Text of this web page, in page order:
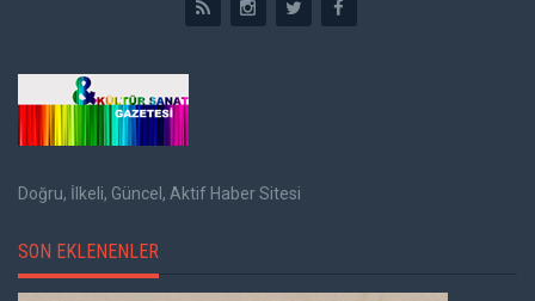
Doğru, İlkeli, Güncel, Aktif Haber Sitesi
SON EKLENENLER